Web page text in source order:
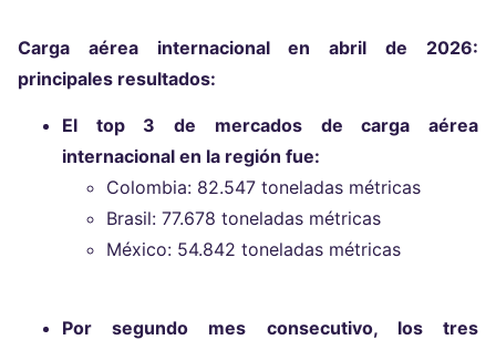
Carga aérea internacional en abril de 2026:
principales resultados:
El top 3 de mercados de carga aérea
internacional en la región fue:
Colombia: 82.547 toneladas métricas
Brasil: 77.678 toneladas métricas
México: 54.842 toneladas métricas
Por segundo mes consecutivo, los tres